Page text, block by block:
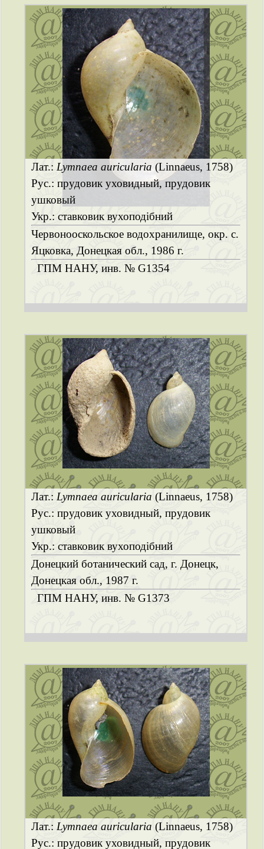
Лат.: Lymnaea auricularia (Linnaeus, 1758)
Рус.: прудовик уховидный, прудовик
ушковый
Укр.: ставковик вухоподібний
Червонооскольское водохранилище, окр. с.
Яцковка, Донецкая обл., 1986 г.
ГПМ НАНУ, инв. № G1354
Лат.: Lymnaea auricularia (Linnaeus, 1758)
Рус.: прудовик уховидный, прудовик
ушковый
Укр.: ставковик вухоподібний
Донецкий ботанический сад, г. Донецк,
Донецкая обл., 1987 г.
ГПМ НАНУ, инв. № G1373
Лат.: Lymnaea auricularia (Linnaeus, 1758)
Рус.: прудовик уховидный, прудовик